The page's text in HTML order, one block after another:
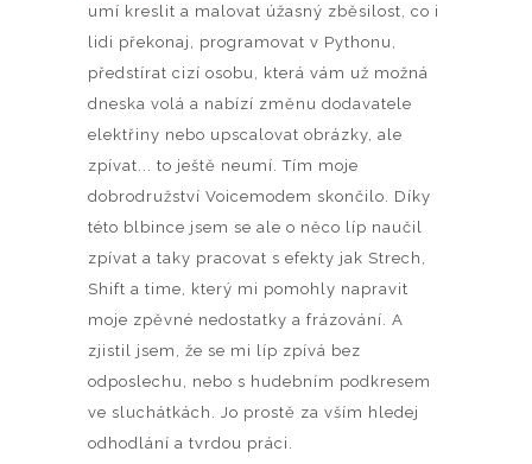
umí kreslit a malovat úžasný zběsilost, co i
lidi překonaj, programovat v Pythonu,
předstírat cizí osobu, která vám už možná
dneska volá a nabízí změnu dodavatele
elektřiny nebo upscalovat obrázky, ale
zpívat... to ještě neumí. Tím moje
dobrodružství Voicemodem skončilo. Díky
této blbince jsem se ale o něco líp naučil
zpívat a taky pracovat s efekty jak Strech,
Shift a time, který mi pomohly napravit
moje zpěvné nedostatky a frázování. A
zjistil jsem, že se mi líp zpívá bez
odposlechu, nebo s hudebním podkresem
ve sluchátkách. Jo prostě za vším hledej
odhodlání a tvrdou práci.